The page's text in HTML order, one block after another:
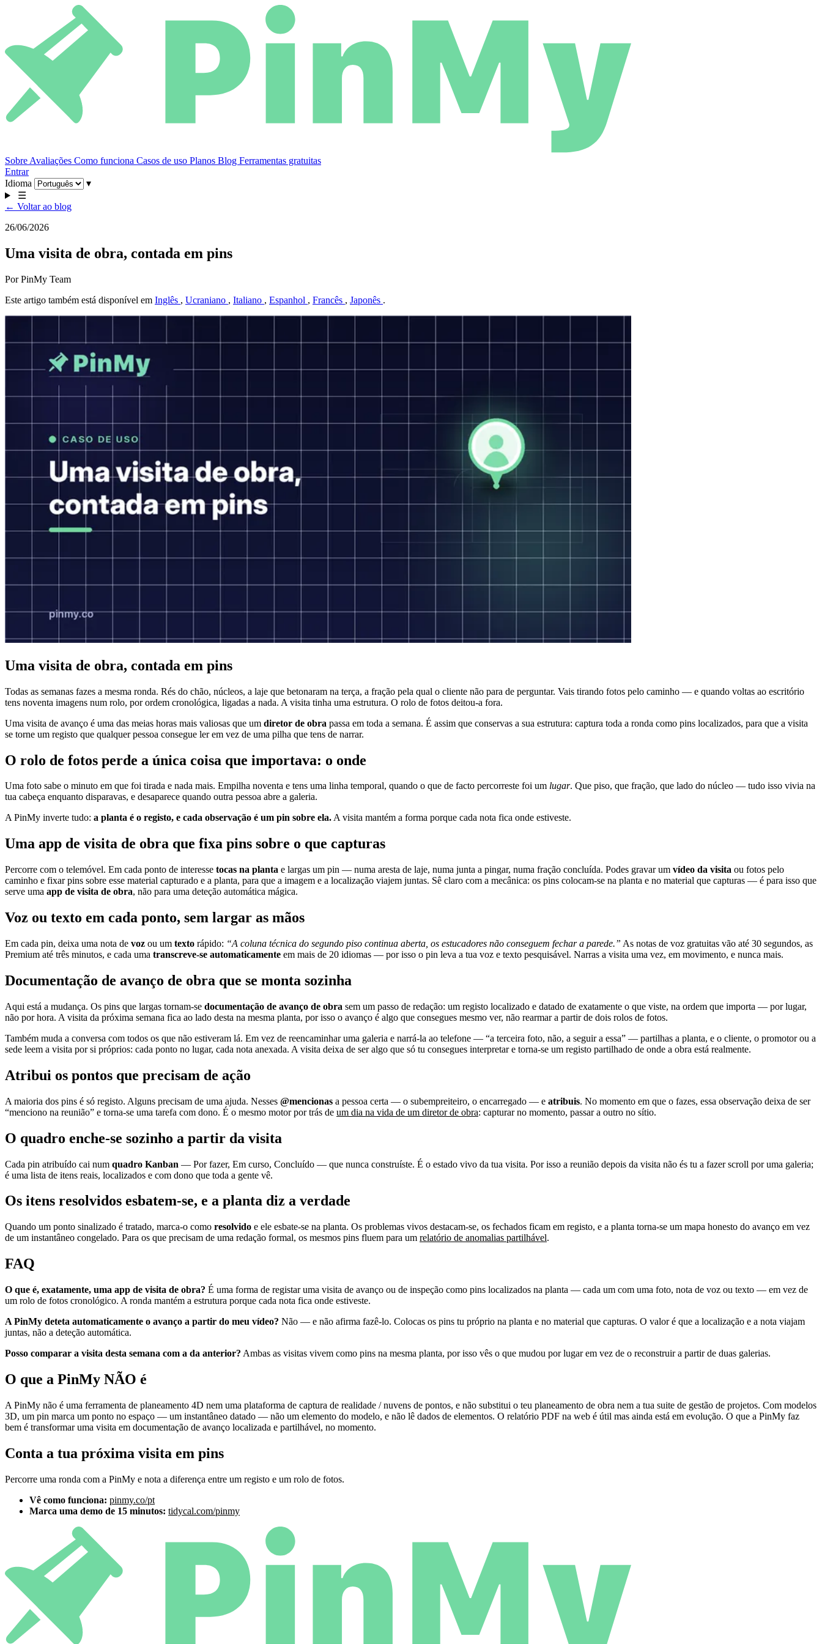
Sobre Avaliações Como funciona Casos de uso Planos Blog Ferramentas gratuitas
Entrar
Idioma
▾
☰
← Voltar ao blog
26/06/2026
Uma visita de obra, contada em pins
Por PinMy Team
Este artigo também está disponível em Inglês , Ucraniano , Italiano , Espanhol , Francês , Japonês .
Uma visita de obra, contada em pins
Todas as semanas fazes a mesma ronda. Rés do chão, núcleos, a laje que betonaram na terça, a fração pela qual o cliente não para de perguntar. Vais tirando fotos pelo caminho — e quando voltas ao escritório
tens noventa imagens num rolo, por ordem cronológica, ligadas a nada. A visita tinha uma estrutura. O rolo de fotos deitou-a fora.
Uma visita de avanço é uma das meias horas mais valiosas que um diretor de obra passa em toda a semana. É assim que conservas a sua estrutura: captura toda a ronda como pins localizados, para que a visita
se torne um registo que qualquer pessoa consegue ler em vez de uma pilha que tens de narrar.
O rolo de fotos perde a única coisa que importava: o onde
Uma foto sabe o minuto em que foi tirada e nada mais. Empilha noventa e tens uma linha temporal, quando o que de facto percorreste foi um lugar. Que piso, que fração, que lado do núcleo — tudo isso vivia na
tua cabeça enquanto disparavas, e desaparece quando outra pessoa abre a galeria.
A PinMy inverte tudo: a planta é o registo, e cada observação é um pin sobre ela.A visita mantém a forma porque cada nota fica onde estiveste.
Uma app de visita de obra que fixa pins sobre o que capturas
Percorre com o telemóvel. Em cada ponto de interesse tocas na planta e largas um pin — numa aresta de laje, numa junta a pingar, numa fração concluída. Podes gravar um vídeo da visita ou fotos pelo
caminho e fixar pins sobre esse material capturado e a planta, para que a imagem e a localização viajem juntas. Sê claro com a mecânica: os pins colocam-se na planta e no material que capturas — é para isso que
serve uma app de visita de obra, não para uma deteção automática mágica.
Voz ou texto em cada ponto, sem largar as mãos
Em cada pin, deixa uma nota de voz ou um texto rápido: “A coluna técnica do segundo piso continua aberta, os estucadores não conseguem fechar a parede.” As notas de voz gratuitas vão até 30 segundos, as
Premium até três minutos, e cada uma transcreve-se automaticamente em mais de 20 idiomas — por isso o pin leva a tua voz e texto pesquisável. Narras a visita uma vez, em movimento, e nunca mais.
Documentação de avanço de obra que se monta sozinha
Aqui está a mudança. Os pins que largas tornam-se documentação de avanço de obra sem um passo de redação: um registo localizado e datado de exatamente o que viste, na ordem que importa — por lugar,
não por hora. A visita da próxima semana fica ao lado desta na mesma planta, por isso o avanço é algo que consegues mesmo ver, não rearmar a partir de dois rolos de fotos.
Também muda a conversa com todos os que não estiveram lá. Em vez de reencaminhar uma galeria e narrá-la ao telefone — “a terceira foto, não, a seguir a essa” — partilhas a planta, e o cliente, o promotor ou a
sede leem a visita por si próprios: cada ponto no lugar, cada nota anexada. A visita deixa de ser algo que só tu consegues interpretar e torna-se um registo partilhado de onde a obra está realmente.
Atribui os pontos que precisam de ação
A maioria dos pins é só registo. Alguns precisam de uma ajuda. Nesses @mencionas a pessoa certa — o subempreiteiro, o encarregado — e atribuis. No momento em que o fazes, essa observação deixa de ser
“menciono na reunião” e torna-se uma tarefa com dono. É o mesmo motor por trás de um dia na vida de um diretor de obra: capturar no momento, passar a outro no sítio.
O quadro enche-se sozinho a partir da visita
Cada pin atribuído cai num quadro Kanban — Por fazer, Em curso, Concluído — que nunca construíste. É o estado vivo da tua visita. Por isso a reunião depois da visita não és tu a fazer scroll por uma galeria;
é uma lista de itens reais, localizados e com dono que toda a gente vê.
Os itens resolvidos esbatem-se, e a planta diz a verdade
Quando um ponto sinalizado é tratado, marca-o como resolvido e ele esbate-se na planta. Os problemas vivos destacam-se, os fechados ficam em registo, e a planta torna-se um mapa honesto do avanço em vez
de um instantâneo congelado. Para os que precisam de uma redação formal, os mesmos pins fluem para um relatório de anomalias partilhável.
FAQ
O que é, exatamente, uma app de visita de obra? É uma forma de registar uma visita de avanço ou de inspeção como pins localizados na planta — cada um com uma foto, nota de voz ou texto — em vez de
um rolo de fotos cronológico. A ronda mantém a estrutura porque cada nota fica onde estiveste.
A PinMy deteta automaticamente o avanço a partir do meu vídeo? Não — e não afirma fazê-lo. Colocas os pins tu próprio na planta e no material que capturas. O valor é que a localização e a nota viajam
juntas, não a deteção automática.
Posso comparar a visita desta semana com a da anterior? Ambas as visitas vivem como pins na mesma planta, por isso vês o que mudou por lugar em vez de o reconstruir a partir de duas galerias.
O que a PinMy NÃO é
A PinMy não é uma ferramenta de planeamento 4D nem uma plataforma de captura de realidade / nuvens de pontos, e não substitui o teu planeamento de obra nem a tua suite de gestão de projetos. Com modelos
3D, um pin marca um ponto no espaço — um instantâneo datado — não um elemento do modelo, e não lê dados de elementos. O relatório PDF na web é útil mas ainda está em evolução. O que a PinMy faz
bem é transformar uma visita em documentação de avanço localizada e partilhável, no momento.
Conta a tua próxima visita em pins
Percorre uma ronda com a PinMy e nota a diferença entre um registo e um rolo de fotos.
Vê como funciona: pinmy.co/pt
Marca uma demo de 15 minutos: tidycal.com/pinmy